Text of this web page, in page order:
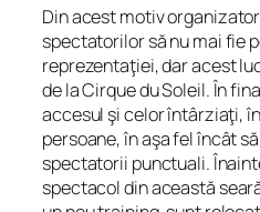
Din acest motiv
spectatorilor să nu mai fie
reprezentaţiei, dar acest
de la Cirque du Soleil. În
accesul şi celor întârziaţi,
persoane, în aşa fel încât
spectatorii punctuali.
spectacol din această